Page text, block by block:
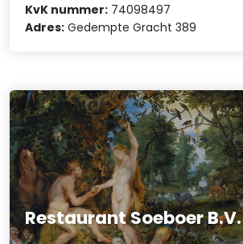
KvK nummer: 74098497
Adres: Gedempte Gracht 389
Restaurant Soeboer B.V.